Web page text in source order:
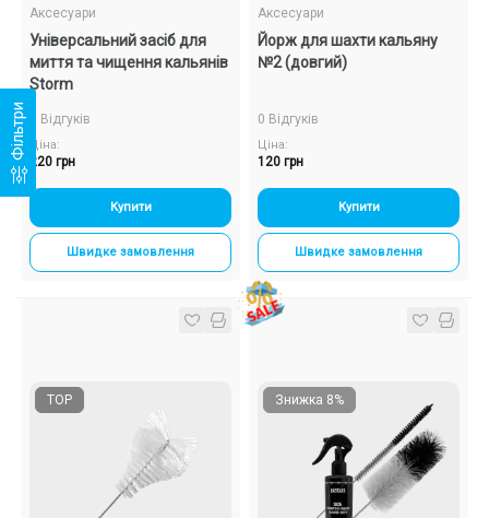
Аксесуари
Універсальний засіб для
миття та чищення кальянів
Storm
0 Відгуків
Ціна:
220 грн
Купити
Швидке замовлення
Аксесуари
Йорж для шахти кальяну
№2 (довгий)
0 Відгуків
Ціна:
120 грн
Купити
Швидке замовлення
TOP Знижка 8%
Фільтри